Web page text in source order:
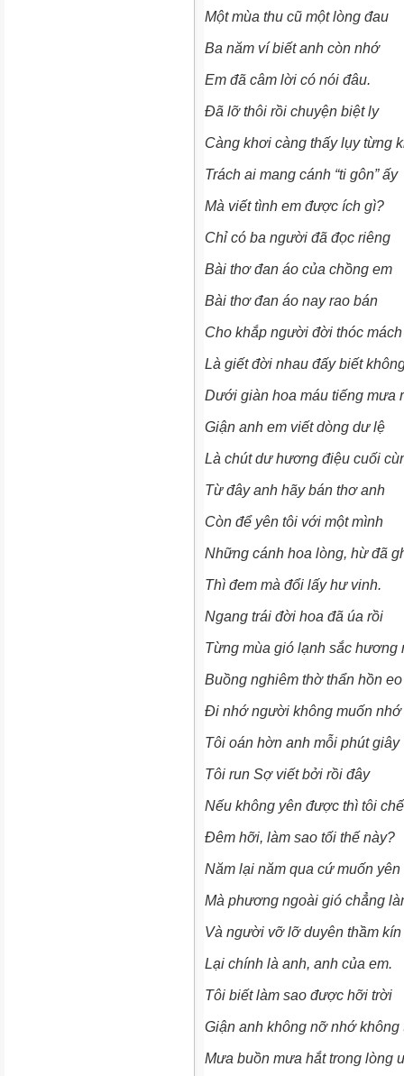
Một mùa thu cũ một lòng đau
Ba năm ví biết anh còn nhớ
Em đã câm lời có nói đâu.
Đã lỡ thôi rồi chuyện biệt ly
Càng khơi càng thấy lụy từng
Trách ai mang cánh “ti gôn” ấy
Mà viết tình em được ích gì?
Chỉ có ba người đã đọc riêng
Bài thơ đan áo của chồng em
Bài thơ đan áo nay rao bán
Cho khắp người đời thóc
Là giết đời nhau đấy biết
Dưới giàn hoa máu tiếng mưa
Giận anh em viết dòng dư lệ
Là chút dư hương điệu cuối
Từ đây anh hãy bán thơ anh
Còn để yên tôi với một mình
Những cánh hoa lòng, hừ đã
Thì đem mà đổi lấy hư vinh.
Ngang trái đời hoa đã úa rồi
Từng mùa gió lạnh sắc hương
Buồng nghiêm thờ thẩn hồn
Đi nhớ người không muốn
Tôi oán hờn anh mỗi phút giây
Tôi run Sợ viết bởi rồi đây
Nếu không yên được thì tôi
Đêm hỡi, làm sao tối thế này?
Năm lại năm qua cứ muốn yên
Mà phương ngoài gió chẳng
Và người vỡ lỡ duyên thầm kín
Lại chính là anh, anh của em.
Tôi biết làm sao được hỡi trời
Giận anh không nỡ nhớ không
Mưa buồn mưa hắt trong lòng